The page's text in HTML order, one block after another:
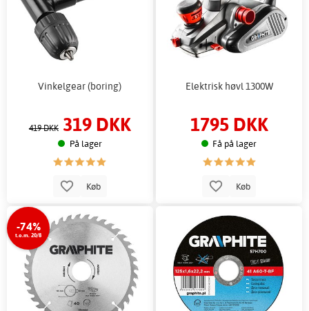
Vinkelgear (boring)
419 DKK 319 DKK
På lager
Køb
Elektrisk høvl 1300W
1795 DKK
Få på lager
Køb
-74%
t.o.m. 20/8